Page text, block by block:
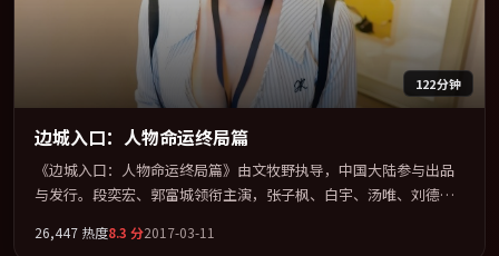
122分钟
边城入口：人物命运终局篇
《边城入口：人物命运终局篇》由文牧野执导，中国大陆参与出品
与发行。段奕宏、郭富城领衔主演，张子枫、白宇、汤唯、刘德华
「爱情」类型为骨架，在叙事、表演与视听上力求统一。定于
26,447 热度8.3 分2017-03-11